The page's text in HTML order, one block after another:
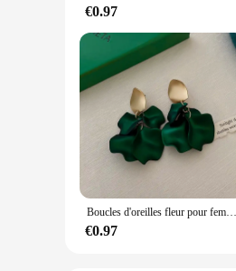
€0.97
Boucles d'oreilles fleur pour femme, pétale délicat, boucle d'oreille pompon, tempérament, accessoires de fête, proche, Mn
€0.97